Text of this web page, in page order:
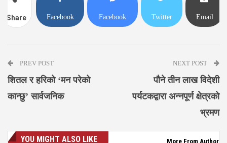
Share Facebook Facebook Twitter Email
PREV POST
शितल र हरिको ‘मन परेको
कान्छु’ सार्वजनिक
NEXT POST
पौने तीन लाख विदेशी
पर्यटकद्वारा अन्नपूर्ण क्षेत्रको
भ्रमण
YOU MIGHT ALSO LIKE More From Author